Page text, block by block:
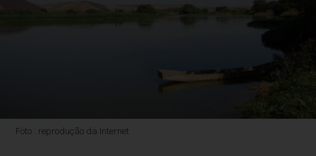
Foto : reprodução da Internet